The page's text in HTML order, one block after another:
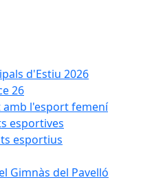
d'Estiu 2026
26
amb l'esport femení
esportives
esportius
Gimnàs del Pavelló